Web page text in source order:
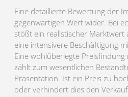
Eine detaillierte Bewertung der
gegenwärtigen Wert wider. Bei
stößt ein realistischer Marktwert
eine intensivere Beschäftigung
Eine wohlüberlegte
zählt zum wesentlichen
Präsentation. Ist ein Preis zu
oder verhindert dies den